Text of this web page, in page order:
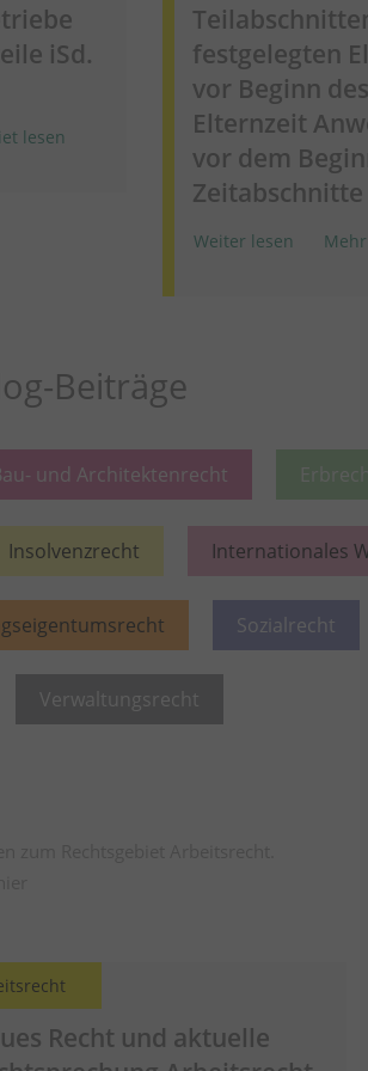
iSd.
lesen
festgelegten
vor Beginn
Elternzeit
vor dem
Zeitabschnitte
Weiter lesen
Beiträge
und Architektenrecht
Insolvenzrecht Internationales
Sozialrecht
Verwaltungsrecht
Recht und aktuelle